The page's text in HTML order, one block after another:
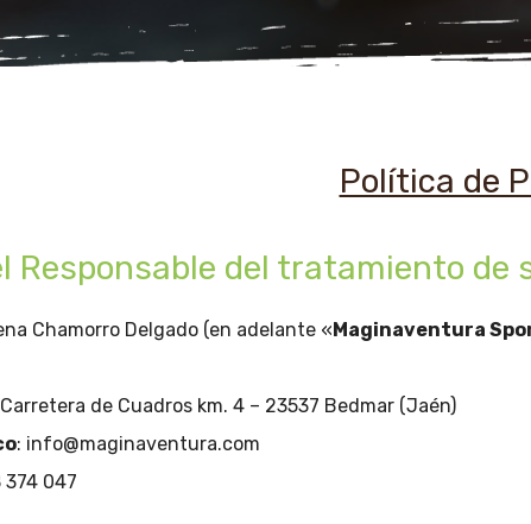
Política de
Responsable del tratamiento de
Chamorro Delgado (en adelante «Maginaventura
de Cuadros km. 4 – 23537 Bedmar (Jaén)
: info@maginaventura.com
374 047